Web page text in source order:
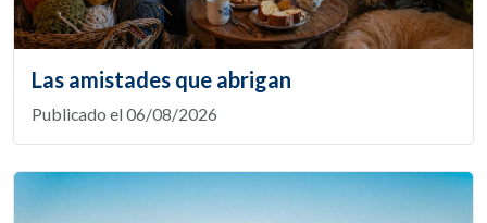
Las amistades que abrigan
Publicado el 06/08/2026